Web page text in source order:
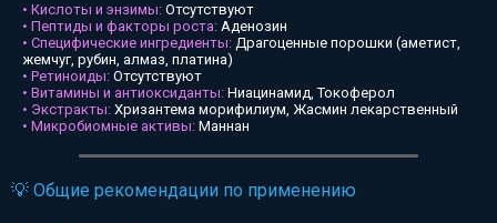
• Кислоты и энзимы: Отсутствуют
• Пептиды и факторы роста: Аденозин
• Специфические ингредиенты: Драгоценные порошки (аметист,
жемчуг, рубин, алмаз, платина)
• Ретиноиды: Отсутствуют
• Витамины и антиоксиданты: Ниацинамид, Токоферол
• Экстракты: Хризантема морифилиум, Жасмин лекарственный
• Микробиомные активы: Маннан
💡 Общие рекомендации по применению